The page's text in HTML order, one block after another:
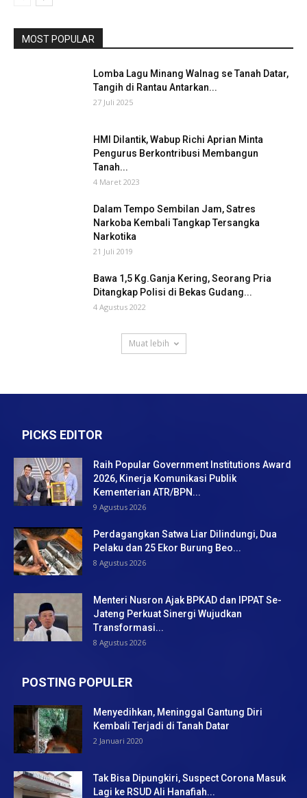
MOST POPULAR
Lomba Lagu Minang Walnag se Tanah Datar,
Tangih di Rantau Antarkan...
27 Juli 2025
HMI Dilantik, Wabup Richi Aprian Minta
Pengurus Berkontribusi Membangun
Tanah...
4 Maret 2023
Dalam Tempo Sembilan Jam, Satres
Narkoba Kembali Tangkap Tersangka
Narkotika
21 Juli 2019
Bawa 1,5 Kg.Ganja Kering, Seorang Pria
Ditangkap Polisi di Bekas Gudang...
4 Agustus 2022
Muat lebih
PICKS EDITOR
Raih Popular Government Institutions Award
2026, Kinerja Komunikasi Publik
Kementerian ATR/BPN...
9 Agustus 2026
Perdagangkan Satwa Liar Dilindungi, Dua
Pelaku dan 25 Ekor Burung Beo...
8 Agustus 2026
Menteri Nusron Ajak BPKAD dan IPPAT Se-
Jateng Perkuat Sinergi Wujudkan
Transformasi...
8 Agustus 2026
POSTING POPULER
Menyedihkan, Meninggal Gantung Diri
Kembali Terjadi di Tanah Datar
2 Januari 2020
Tak Bisa Dipungkiri, Suspect Corona Masuk
Lagi ke RSUD Ali Hanafiah...